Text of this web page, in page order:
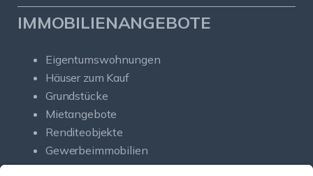
IMMOBILIENANGEBOTE
Eigentumswohnungen
Häuser zum Kauf
Grundstücke
Mietangebote
Renditeobjekte
Gewerbeimmobilien